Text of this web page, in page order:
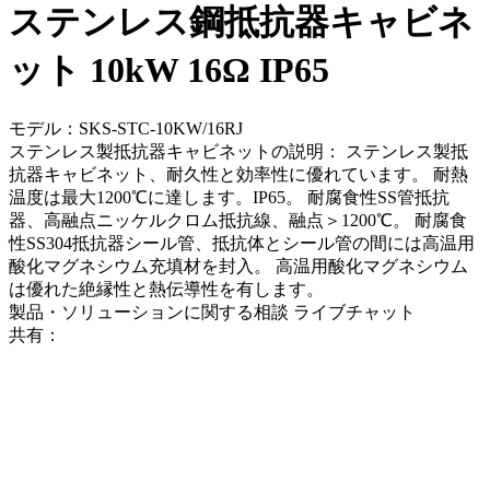
ステンレス鋼抵抗器キャビネ
ット 10kW 16Ω IP65
モデル：SKS-STC-10KW/16RJ
ステンレス製抵抗器キャビネットの説明： ステンレス製抵
抗器キャビネット、耐久性と効率性に優れています。 耐熱
温度は最大1200℃に達します。IP65。 耐腐食性SS管抵抗
器、高融点ニッケルクロム抵抗線、融点＞1200℃。 耐腐食
性SS304抵抗器シール管、抵抗体とシール管の間には高温用
酸化マグネシウム充填材を封入。 高温用酸化マグネシウム
は優れた絶縁性と熱伝導性を有します。
製品・ソリューションに関する相談 ライブチャット
共有：